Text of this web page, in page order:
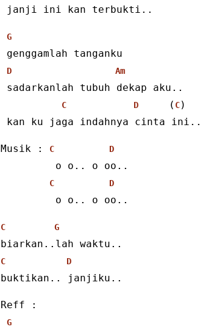
janji ini kan terbukti..
G
genggamlah tanganku
D Am
sadarkanlah tubuh dekap aku..
C D
     (
C)
kan ku jaga indahnya cinta ini..
Musik : C D
         o o.. o oo..
C D
         o o.. o oo..
C G
biarkan..lah waktu..
C D
buktikan.. janjiku..
Reff :
G